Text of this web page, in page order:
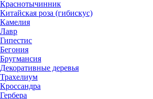
Краснотычинник
Китайская роза (гибискус)
Камелия
Лавр
Гипестис
Бегония
Бругмансия
Декоративные деревья
Трахелиум
Кроссандра
Гербера